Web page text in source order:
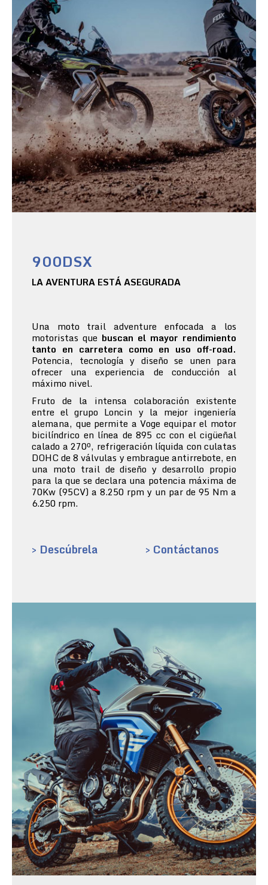
900DSX
LA AVENTURA ESTÁ ASEGURADA
Una moto trail adventure enfocada a los
motoristas que buscan el mayor rendimiento
tanto en carretera como en uso off-road.
Potencia, tecnología y diseño se unen para
ofrecer una experiencia de conducción al
máximo nivel.
Fruto de la intensa colaboración existente
entre el grupo Loncin y la mejor ingeniería
alemana, que permite a Voge equipar el motor
bicilíndrico en línea de 895 cc con el cigüeñal
calado a 270º, refrigeración líquida con culatas
DOHC de 8 válvulas y embrague antirrebote, en
una moto trail de diseño y desarrollo propio
para la que se declara una potencia máxima de
70Kw (95CV) a 8.250 rpm y un par de 95 Nm a
6.250 rpm.
> Descúbrela > Contáctanos